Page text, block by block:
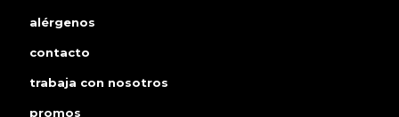
alérgenos
contacto
trabaja con nosotros
promos